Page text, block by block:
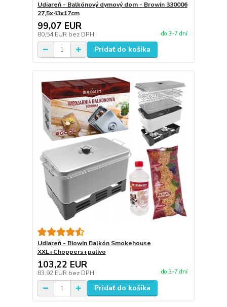
Udiareň - Balkónový dymový dom - Browin 330006
27,5x43x17cm
99,07 EUR
80,54 EUR bez DPH do 3-7 dní
Pridať do košíka
Udiareň - Biowin Balkón Smokehouse
XXL+Choppers+palivo
103,22 EUR
83,92 EUR bez DPH do 3-7 dní
Pridať do košíka